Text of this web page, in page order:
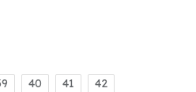
40 41 42